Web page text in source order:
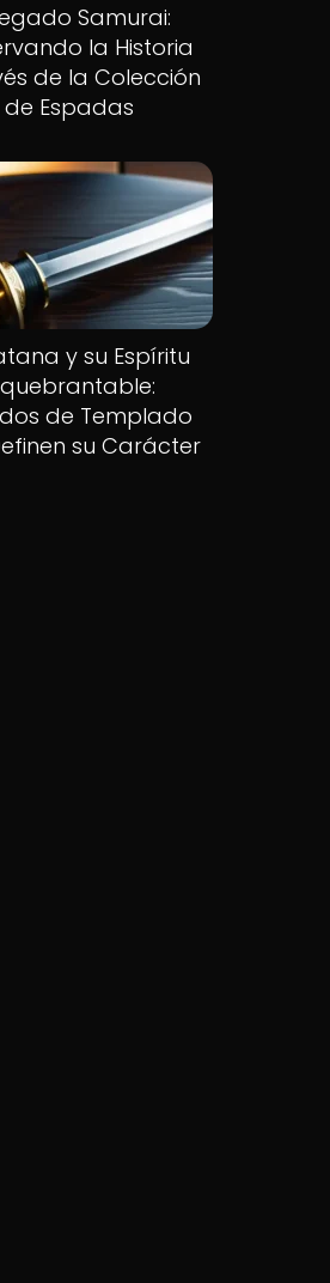
Samurai:
la Historia
de la Colección
de Espadas
y su Espíritu
de Templado
su Carácter